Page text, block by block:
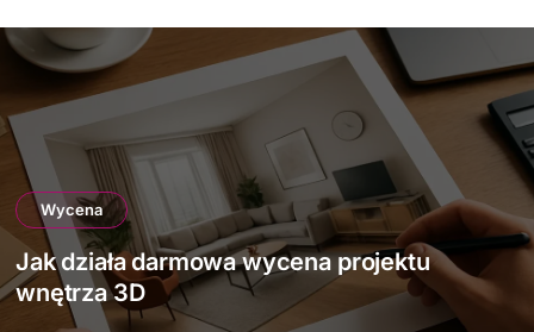
Wycena
Jak działa darmowa wycena projektu
wnętrza 3D